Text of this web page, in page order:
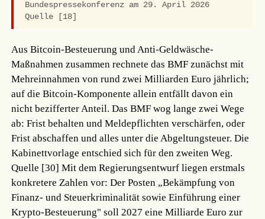
Bundespressekonferenz am 29. April 2026
Quelle [18]
Aus Bitcoin-Besteuerung und Anti-Geldwäsche-
Maßnahmen zusammen rechnete das BMF zunächst mit
Mehreinnahmen von rund zwei Milliarden Euro jährlich;
auf die Bitcoin-Komponente allein entfällt davon ein
nicht bezifferter Anteil. Das BMF wog lange zwei Wege
ab: Frist behalten und Meldepflichten verschärfen, oder
Frist abschaffen und alles unter die Abgeltungsteuer. Die
Kabinettvorlage entschied sich für den zweiten Weg.
Quelle [30] Mit dem Regierungsentwurf liegen erstmals
konkretere Zahlen vor: Der Posten „Bekämpfung von
Finanz- und Steuerkriminalität sowie Einführung einer
Krypto-Besteuerung" soll 2027 eine Milliarde Euro zur